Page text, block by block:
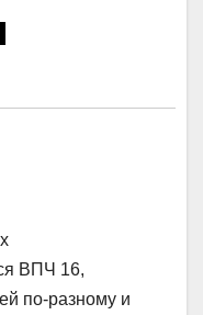
ВПЧ 16,
по-разному и